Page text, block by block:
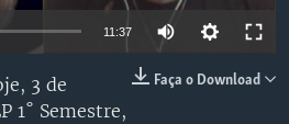
11:37
Faça o Download
3 de
1˚ Semestre,